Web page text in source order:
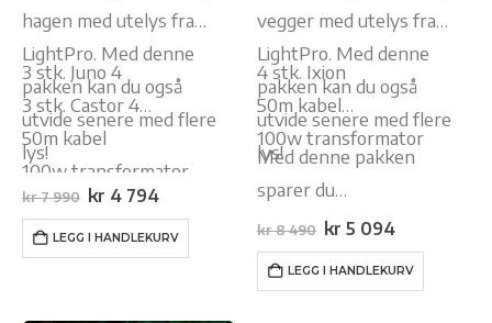
hagen med utelys fra
LightPro. Med denne
pakken kan du også
utvide senere med flere
lys!
3 stk. Juno 4
3 stk. Castor 4
50m kabel
100w transformator
kr7 990 Opprinnelig
kr 7
990.
kr 4 794Nåværende
kr 4
794.
LEGG I HANDLEKURV
vegger med utelys fra
LightPro. Med denne
pakken kan du også
utvide senere med flere
lys!
4 stk. Ixion
50m kabel
100w transformator
Med denne pakken
sparer du…
kr8 490 Opprinnelig
kr 8
490.
kr 5 094Nåværende
kr 5
094.
LEGG I HANDLEKURV